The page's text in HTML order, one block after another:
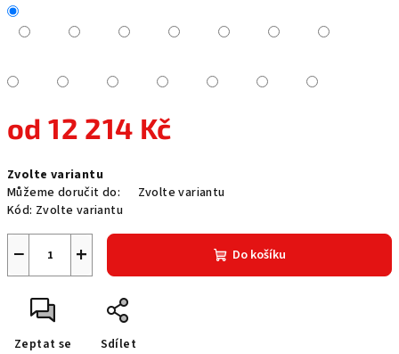
od12 214 Kč
cena:
Zvolte variantu
Můžeme doručit do:
Zvolte variantu
Kód: Zvolte variantu
+
− Do košíku
Zeptat se Sdílet